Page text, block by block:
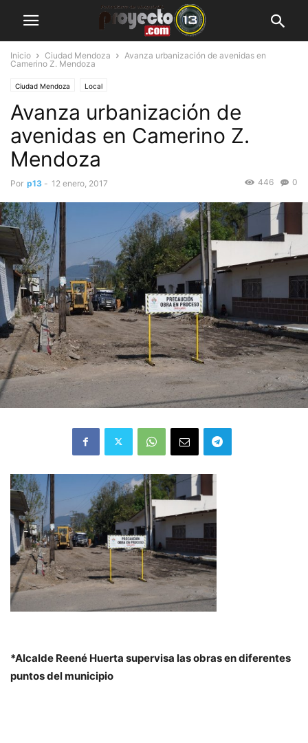
Inicio Ciudad Mendoza
Avanza urbanización de avenidas en
Camerino Z. Mendoza
Ciudad Mendoza Local
Avanza urbanización de
avenidas en Camerino Z.
Mendoza
Por p13 - 12 enero, 2017 0
446
*Alcalde Reené Huerta supervisa las obras en diferentes
puntos del municipio